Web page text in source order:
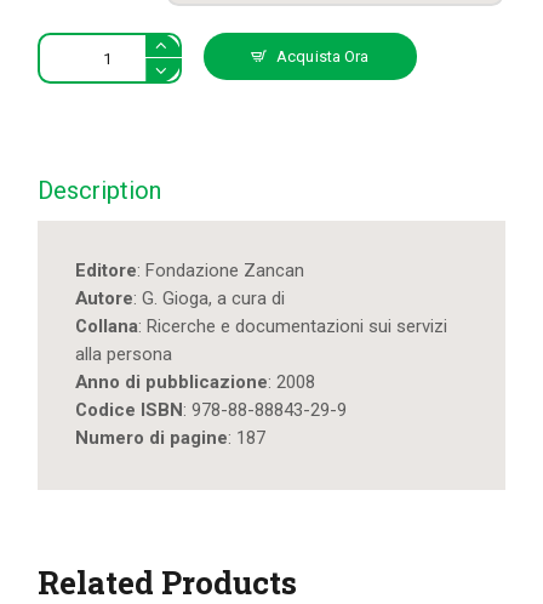
Disabilità,
famiglia,
protagonisti
Acquista Ora
Description
Editore: Fondazione Zancan
Autore: G. Gioga, a cura di
Collana: Ricerche e documentazioni sui servizi
alla persona
Anno di pubblicazione: 2008
Codice ISBN : 978-88-88843-29-9
Numero di pagine: 187
Related Products